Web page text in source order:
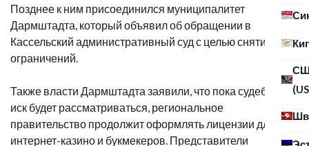
Позднее к ним присоединился муниципалитет
Дармштадта, который объявил об обращении в
Кассельский административный суд с целью снятия
ограничений.
Также власти Дармштадта заявили, что пока судебный
иск будет рассматриваться, региональное
правительство продолжит оформлять лицензии для
интернет-казино и букмекеров. Представители